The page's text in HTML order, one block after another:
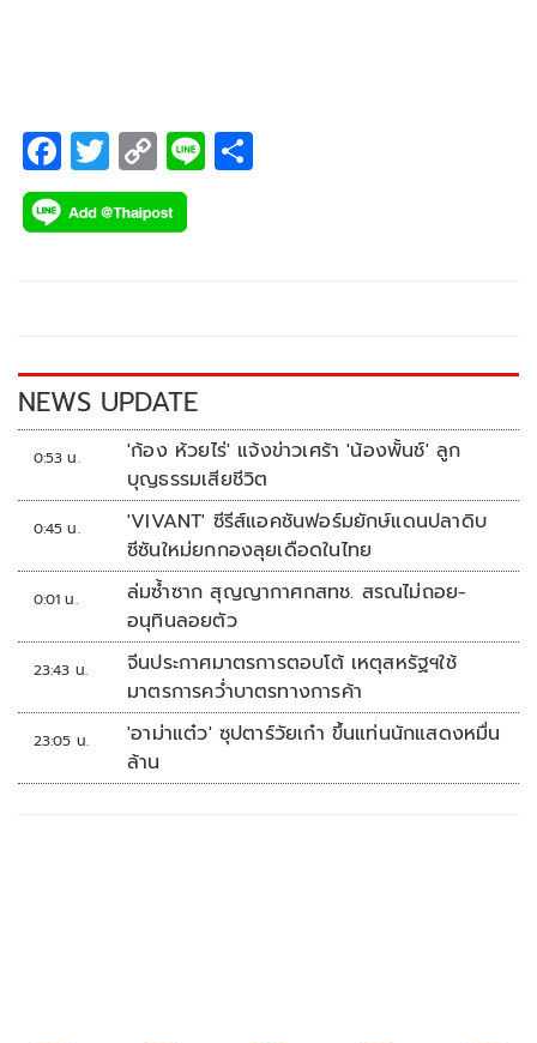
F
ac
e
k
T
wi
tt
C
o
p
k
Li
NEWS UPDATE
0:53 น.
'ก้อง ห้วยไร่' แจ้งข่าวเศร้า 'น้องพั้นช์' ลูก
บุญธรรมเสียชีวิต
0:45 น.
'VIVANT' ซีรีส์แอคชันฟอร์มยักษ์แดนปลาดิบ
ซีซันใหม่ยกกองลุยเดือดในไทย
0:01 น.
ล่มซ้ำซาก สุญญากาศกสทช. สรณไม่ถอย-
อนุทินลอยตัว
23:43 น.
จีนประกาศมาตรการตอบโต้ เหตุสหรัฐฯใช้
มาตรการคว่ำบาตรทางการค้า
23:05 น.
'อาม่าแต๋ว' ซุปตาร์วัยเก๋า ขึ้นแท่นนักแสดงหมื่น
ล้าน